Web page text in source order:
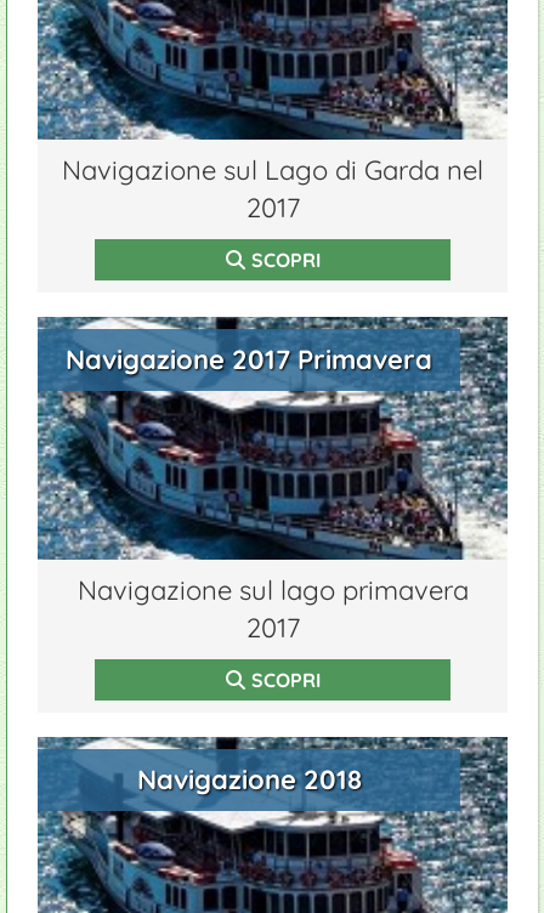
Navigazione sul Lago di Garda nel
2017
SCOPRI
Navigazione 2017 Primavera
Navigazione sul lago primavera
2017
SCOPRI
Navigazione 2018